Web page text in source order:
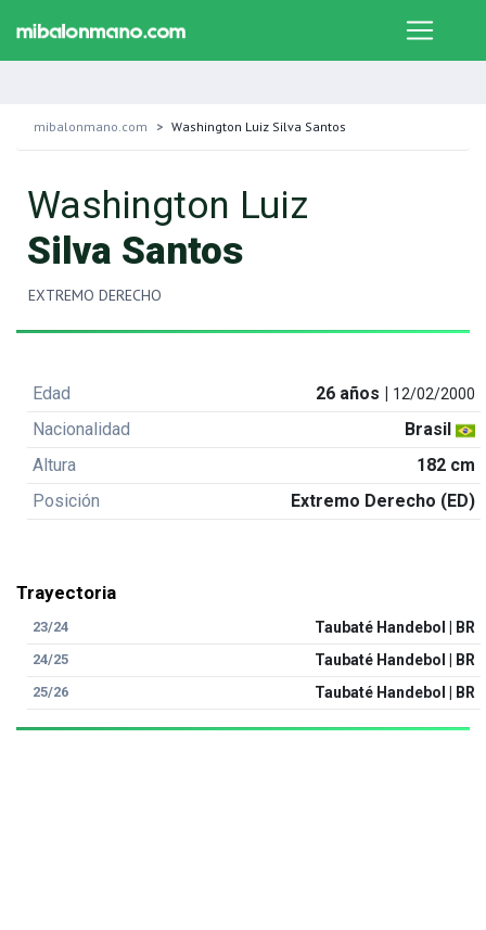
mibalonmano.com Washington Luiz Silva Santos
Washington Luiz
Silva Santos
EXTREMO DERECHO
Edad 26 años | 12/02/2000
Nacionalidad
Brasil
Altura
182 cm
Posición
Extremo Derecho (ED)
Trayectoria
23/24 Taubaté Handebol | BR
24/25 Taubaté Handebol | BR
25/26 Taubaté Handebol | BR